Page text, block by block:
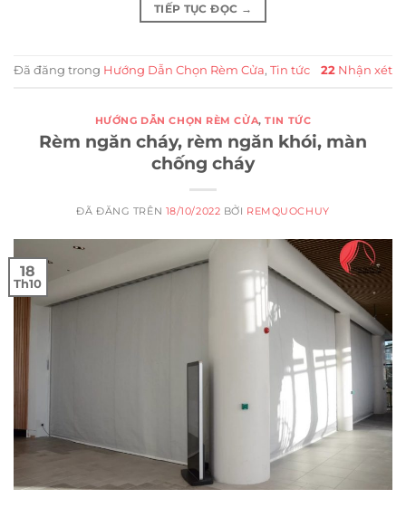
TIẾP TỤC ĐỌC →
Đã đăng trong Hướng Dẫn Chọn Rèm Cửa, Tin tức 22 Nhận xét
HƯỚNG DẪN CHỌN RÈM CỬA,TIN TỨC
Rèm ngăn cháy, rèm ngăn khói, màn
chống cháy
ĐÃ ĐĂNG TRÊN 18/10/2022 BỞI REMQUOCHUY
18
Th10